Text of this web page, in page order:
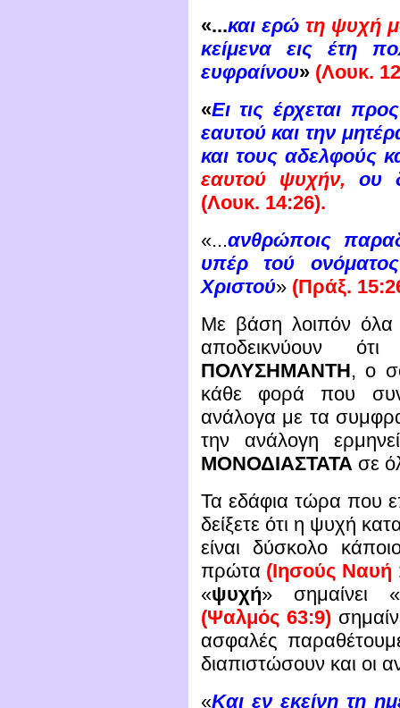
«...και ερώ τη ψυχή
κείμενα εις έτη
ευφραίνου» (Λουκ.
«Ει τις έρχεται
εαυτού και την
και τους αδελφούς
εαυτού ψυχήν, ου
(Λουκ. 14:26).
«...ανθρώποις
υπέρ τού
Χριστού» (Πράξ.
Με βάση λοιπόν
αποδεικνύουν
ΠΟΛΥΣΗΜΑΝΤΗ, ο
κάθε φορά που
ανάλογα με τα
την ανάλογη
ΜΟΝΟΔΙΑΣΤΑΤΑσε
Τα εδάφια τώρα που
δείξετε ότι η ψυχή
είναι δύσκολο
πρώτα (Ιησούς Ναυή
«ψυχή» σημαίνει «
(Ψαλμός 63:9)
ασφαλές
διαπιστώσουν και οι
«Και εν εκείνη τη